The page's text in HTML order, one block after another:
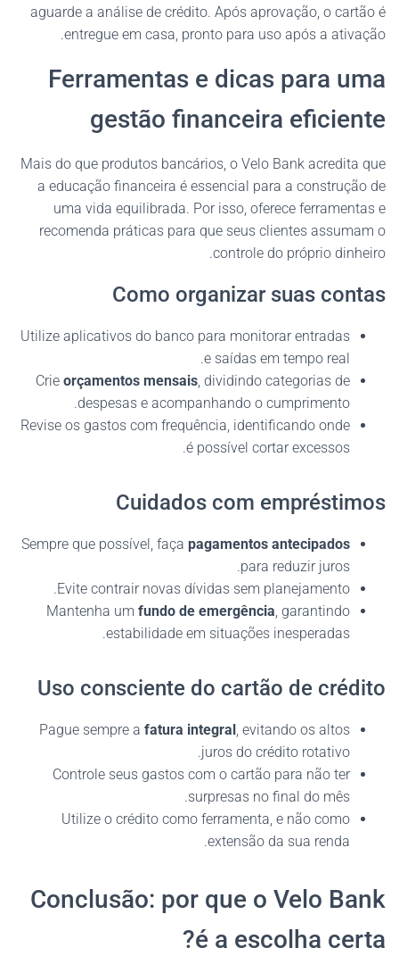
aguarde a análise de crédito. Após aprovação, o cartão é
entregue em casa, pronto para uso após a ativação.
Ferramentas e dicas para uma
gestão financeira eficiente
Mais do que produtos bancários, o Velo Bank acredita que
a educação financeira é essencial para a construção de
uma vida equilibrada. Por isso, oferece ferramentas e
recomenda práticas para que seus clientes assumam o
controle do próprio dinheiro.
Como organizar suas contas
Utilize aplicativos do banco para monitorar entradas
e saídas em tempo real.
Crie orçamentos mensais, dividindo categorias de
despesas e acompanhando o cumprimento.
Revise os gastos com frequência, identificando onde
é possível cortar excessos.
Cuidados com empréstimos
Sempre que possível, faça pagamentos antecipados
para reduzir juros.
Evite contrair novas dívidas sem planejamento.
Mantenha um fundo de emergência, garantindo
estabilidade em situações inesperadas.
Uso consciente do cartão de crédito
Pague sempre a fatura integral, evitando os altos
juros do crédito rotativo.
Controle seus gastos com o cartão para não ter
surpresas no final do mês.
Utilize o crédito como ferramenta, e não como
extensão da sua renda.
Conclusão: por que o Velo Bank
é a escolha certa?